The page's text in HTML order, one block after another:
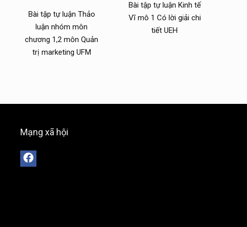
Bài tập tự luận Thảo
luận nhóm môn
chương 1,2 môn Quản
trị marketing UFM
Bài tập tự luận Kinh tế
Vĩ mô 1 Có lời giải chi
tiết UEH
Mạng xã hội